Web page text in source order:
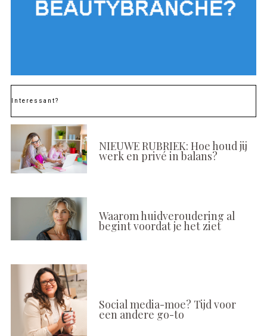
Interessant?
NIEUWE RUBRIEK: Hoe houd jij
werk en privé in balans?
Waarom huidveroudering al
begint voordat je het ziet
Social media-moe? Tijd voor
een andere go-to